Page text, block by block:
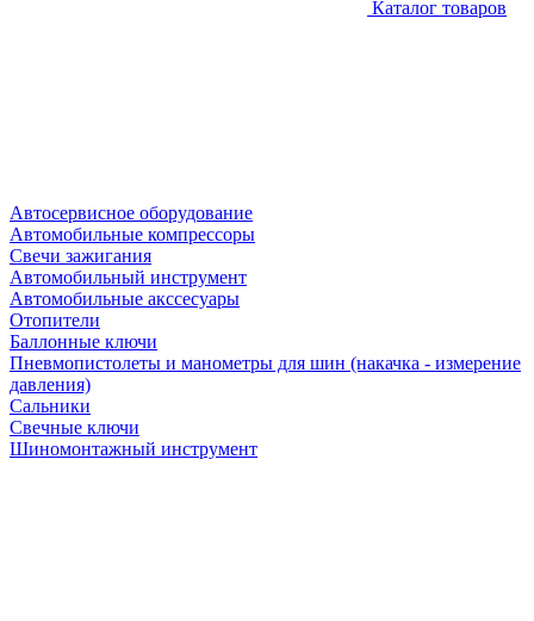
Каталог товаров
Автосервисное оборудование
Автомобильные компрессоры
Свечи зажигания
Автомобильный инструмент
Автомобильные акссесуары
Отопители
Баллонные ключи
Пневмопистолеты и манометры для шин (накачка - измерение
давления)
Сальники
Свечные ключи
Шиномонтажный инструмент